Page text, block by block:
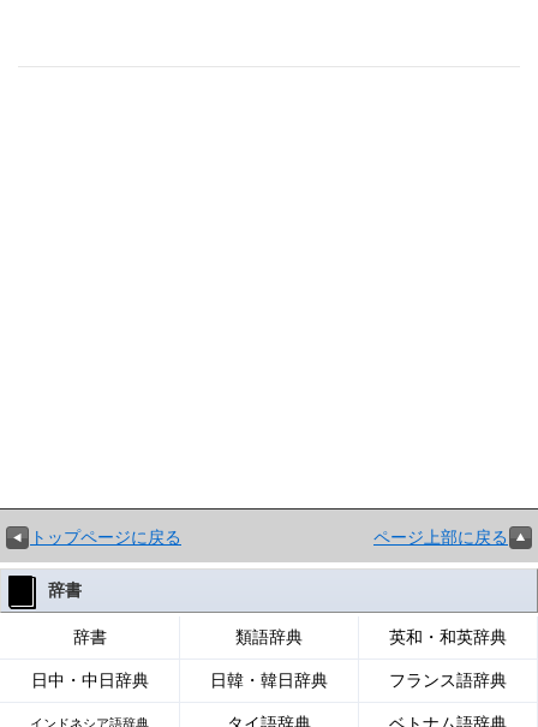
トップページに戻る ページ上部に戻る
辞書
辞書 類語辞典 英和・和英辞典
日中・中日辞典 日韓・韓日辞典 フランス語辞典
インドネシア語辞典